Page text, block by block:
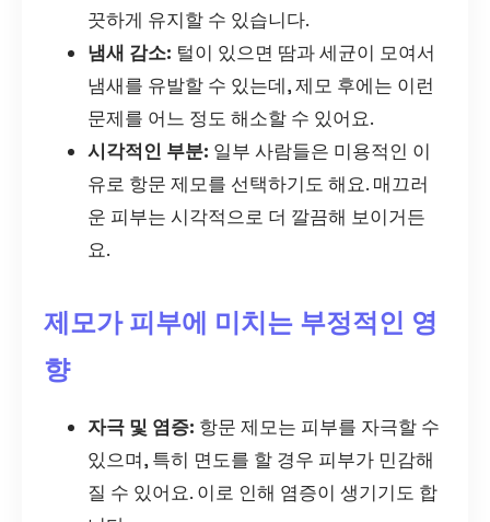
끗하게 유지할 수 있습니다.
냄새 감소: 털이 있으면 땀과 세균이 모여서
냄새를 유발할 수 있는데, 제모 후에는 이런
문제를 어느 정도 해소할 수 있어요.
시각적인 부분: 일부 사람들은 미용적인 이
유로 항문 제모를 선택하기도 해요. 매끄러
운 피부는 시각적으로 더 깔끔해 보이거든
요.
제모가 피부에 미치는 부정적인 영
향
자극 및 염증: 항문 제모는 피부를 자극할 수
있으며, 특히 면도를 할 경우 피부가 민감해
질 수 있어요. 이로 인해 염증이 생기기도 합